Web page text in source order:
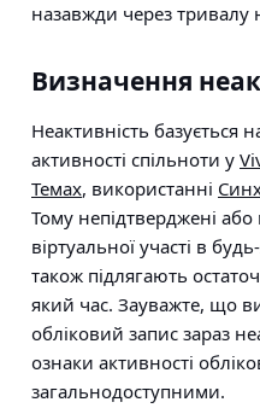
назавжди через тривалу
Визначення
Неактивність базується
активності спільноти у
Темах, використанні
Тому непідтверджені або
віртуальної участі в
також підлягають
який час. Зауважте, що
обліковий запис зараз
ознаки активності
загальнодоступними.